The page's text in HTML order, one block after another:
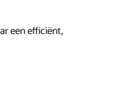
een efficiënt,